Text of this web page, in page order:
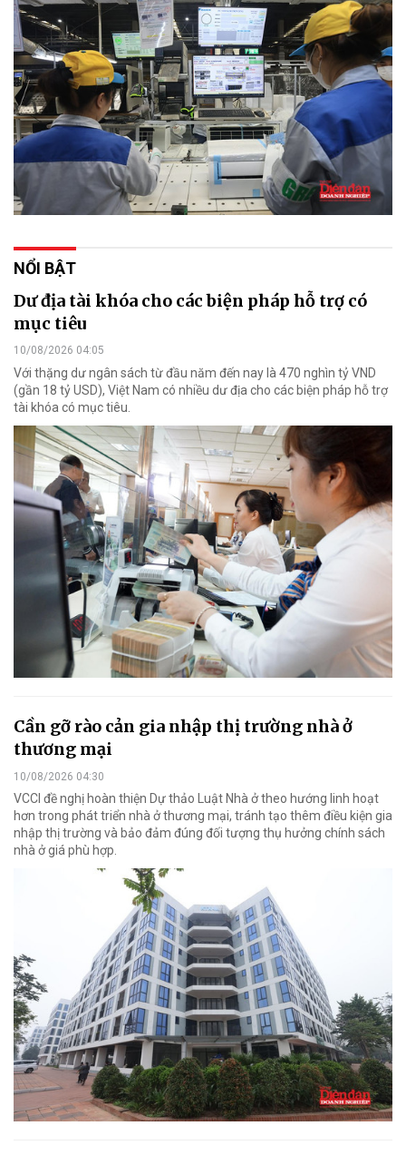
NỔI BẬT
Dư địa tài khóa cho các biện pháp hỗ trợ có
mục tiêu
10/08/2026 04:05
Với thặng dư ngân sách từ đầu năm đến nay là 470 nghìn tỷ VND
(gần 18 tỷ USD), Việt Nam có nhiều dư địa cho các biện pháp hỗ trợ
tài khóa có mục tiêu.
Cần gỡ rào cản gia nhập thị trường nhà ở
thương mại
10/08/2026 04:30
VCCI đề nghị hoàn thiện Dự thảo Luật Nhà ở theo hướng linh hoạt
hơn trong phát triển nhà ở thương mại, tránh tạo thêm điều kiện gia
nhập thị trường và bảo đảm đúng đối tượng thụ hưởng chính sách
nhà ở giá phù hợp.